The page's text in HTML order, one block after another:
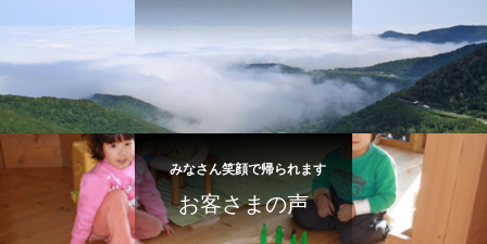
みなさん笑顔で帰られます
お客さまの声